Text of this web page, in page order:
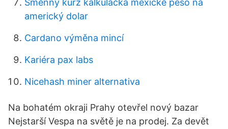
Směnný kurz kalkulačka mexické peso na
americký dolar
Cardano výměna mincí
Kariéra pax labs
Nicehash miner alternativa
Na bohatém okraji Prahy otevřel nový bazar
Nejstarší Vespa na světě je na prodej. Za devět